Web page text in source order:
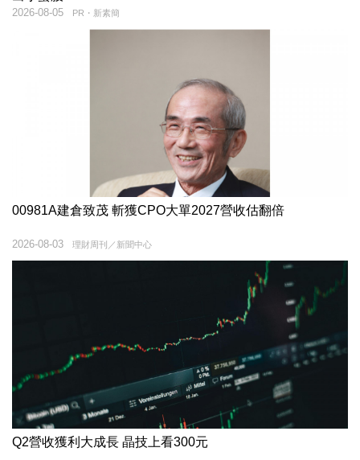
PR・新素簡
2026-08-05
00981A建倉致茂 斬獲CPO大單2027營收估翻倍
理財周刊／新聞中心
2026-08-03
Q2營收獲利大成長 晶技上看300元